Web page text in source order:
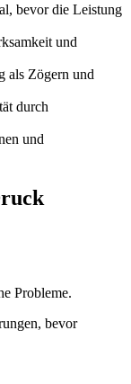
bevor die Leistung
und
als Zögern und
durch
und
Probleme.
bevor